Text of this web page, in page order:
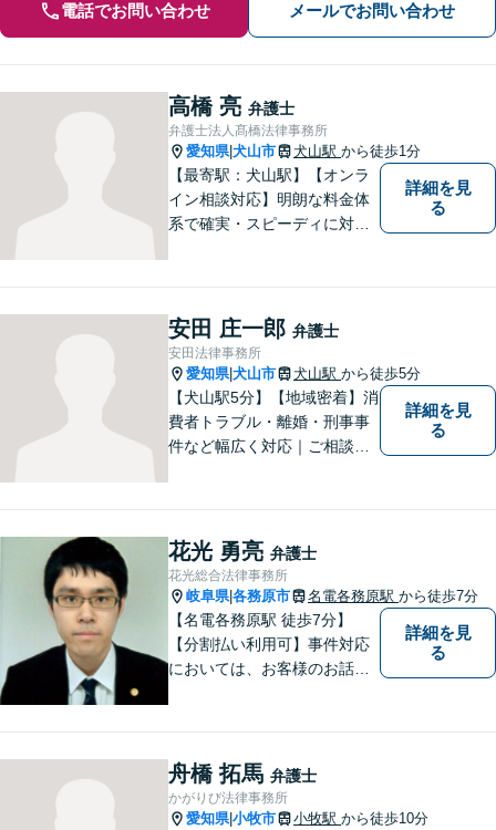
電話でお問い合わせ メールでお問い合わせ
高橋 亮 弁護士
弁護士法人髙橋法律事務所
愛知県|犬山市 犬山駅 から徒歩1分
【最寄駅：犬山駅】【オンラ
イン相談対応】明朗な料金体
系で確実・スピーディに対応
に対応します。【初回相談無
料】法律トラブルでお悩みの
方は、お気軽にご相談くださ
い。
詳細を見
る
安田 庄一郎 弁護士
安田法律事務所
愛知県|犬山市 犬山駅 から徒歩5分
【犬山駅5分】【地域密着】消
費者トラブル・離婚・刑事事
件など幅広く対応｜ご相談者
休日・時間外対応可】
詳細を見
る
花光 勇亮 弁護士
花光総合法律事務所
岐阜県|各務原市 名電各務原駅 から徒歩7分
【名電各務原駅 徒歩7分】
【分割払い利用可】事件対応
においては、お客様のお話を
ることを心がけています。
詳細を見
る
舟橋 拓馬 弁護士
かがりび法律事務所
愛知県|小牧市 小牧駅 から徒歩10分